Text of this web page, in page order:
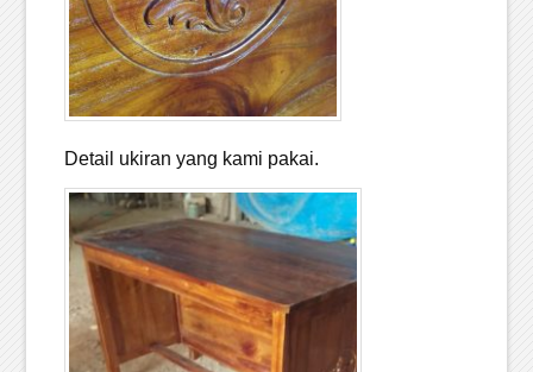
Detail ukiran yang kami pakai.